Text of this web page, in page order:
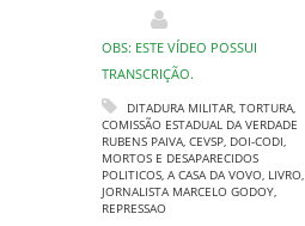
OBS: ESTE VÍDEO POSSUI
TRANSCRIÇÃO.
DITADURA MILITAR, TORTURA,
COMISSÃO ESTADUAL DA VERDADE
RUBENS PAIVA, CEVSP, DOI-CODI,
MORTOS E DESAPARECIDOS
POLITICOS, A CASA DA VOVO, LIVRO,
JORNALISTA MARCELO GODOY,
REPRESSAO